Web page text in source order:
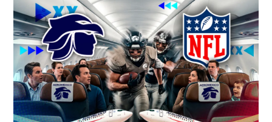
ETIQUETADO: Club Puebla Club Santos Laguna Destacadas
Guillermo Almada Liga MX Liga MX Apertura 2021
Nicolás Larcamón